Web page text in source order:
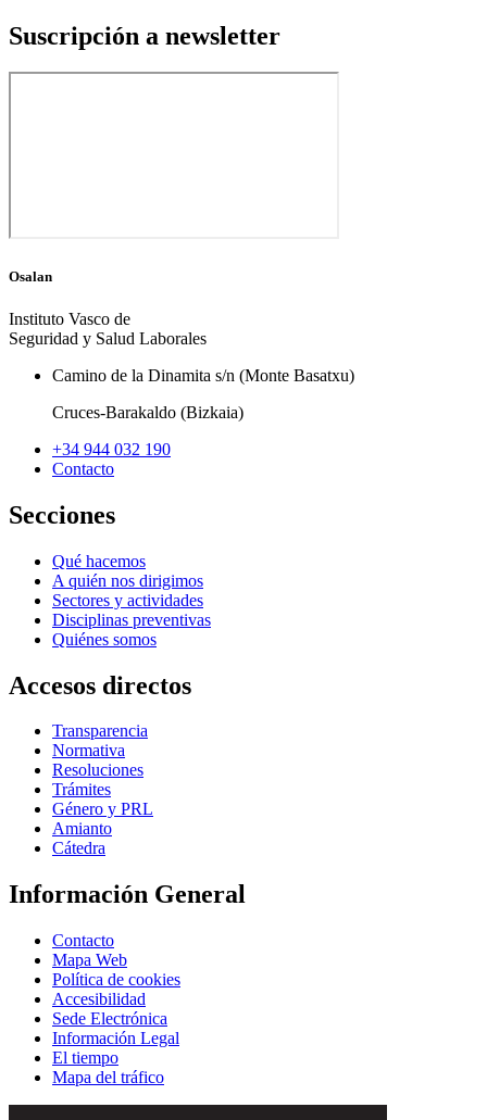
Suscripción a newsletter
Osalan
Instituto Vasco de
Seguridad y Salud Laborales
Camino de la Dinamita s/n (Monte Basatxu)
Cruces-Barakaldo (Bizkaia)
+34 944 032 190
Contacto
Secciones
Qué hacemos
A quién nos dirigimos
Sectores y actividades
Disciplinas preventivas
Quiénes somos
Accesos directos
Transparencia
Normativa
Resoluciones
Trámites
Género y PRL
Amianto
Cátedra
Información General
Contacto
Mapa Web
Política de cookies
Accesibilidad
Sede Electrónica
Información Legal
El tiempo
Mapa del tráfico